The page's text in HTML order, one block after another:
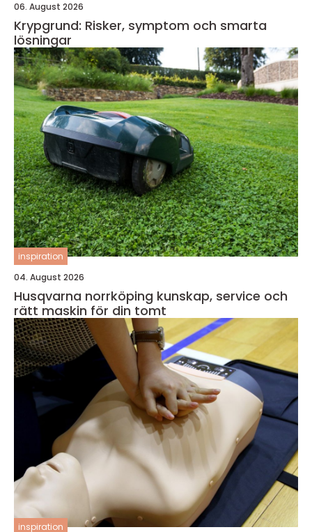
06. August 2026
Krypgrund: Risker, symptom och smarta
lösningar
inspiration
04. August 2026
Husqvarna norrköping kunskap, service och
rätt maskin för din tomt
inspiration